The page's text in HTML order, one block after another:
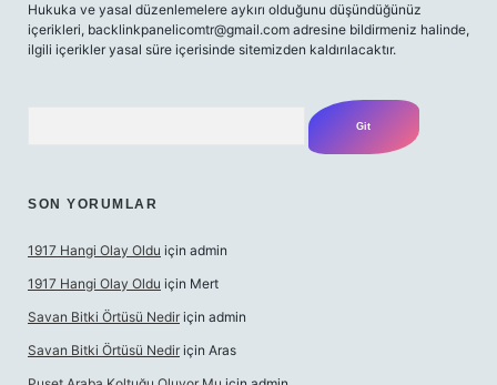
Hukuka ve yasal düzenlemelere aykırı olduğunu düşündüğünüz
içerikleri, backlinkpanelicomtr@gmail.com adresine bildirmeniz halinde,
ilgili içerikler yasal süre içerisinde sitemizden kaldırılacaktır.
SON YORUMLAR
1917 Hangi Olay Oldu için admin
1917 Hangi Olay Oldu için Mert
Savan Bitki Örtüsü Nedir için admin
Savan Bitki Örtüsü Nedir için Aras